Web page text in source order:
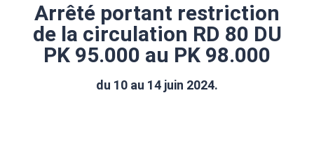
Arrêté portant restriction
de la circulation RD 80 DU
PK 95.000 au PK 98.000
du 10 au 14 juin 2024.